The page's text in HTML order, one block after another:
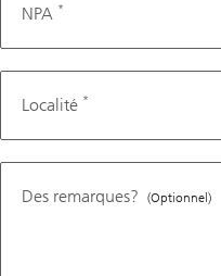
NPA *
Localité *
Des remarques? (Optionnel)